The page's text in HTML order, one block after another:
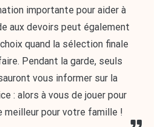
importante pour aider à
aux devoirs peut également
quand la sélection finale
Pendant la garde, seuls
vous informer sur la
: alors à vous de jouer pour
meilleur pour votre famille !